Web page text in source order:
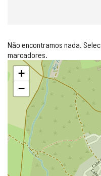
Não encontramos nada.
marcadores.
Pular
mapa
+
−